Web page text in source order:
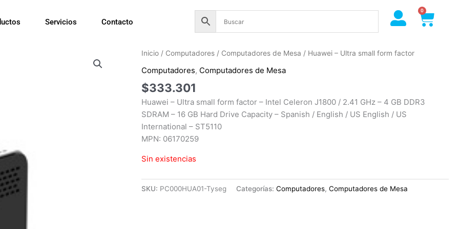
Servicios Contacto
0
Cart
Inicio / Computadores / Computadores de Mesa / Huawei – Ultra small form factor
Computadores, Computadores de Mesa
$333.301
Huawei – Ultra small form factor – Intel Celeron J1800 / 2.41 GHz – 4 GB DDR3
SDRAM – 16 GB Hard Drive Capacity – Spanish / English / US English / US
International – ST5110
MPN: 06170259
Sin existencias
SKU: PC000HUA01-Tyseg Categorías:Computadores,Computadores de Mesa